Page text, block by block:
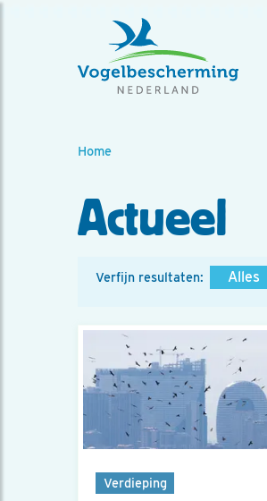
Home
Actueel
Verfijn resultaten: Alles
Verdieping